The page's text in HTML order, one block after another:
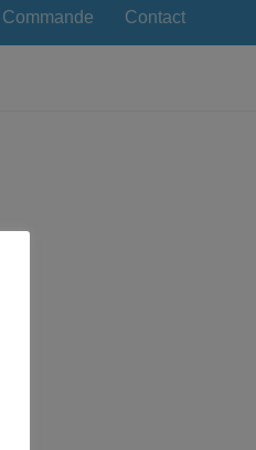
Commande Contact